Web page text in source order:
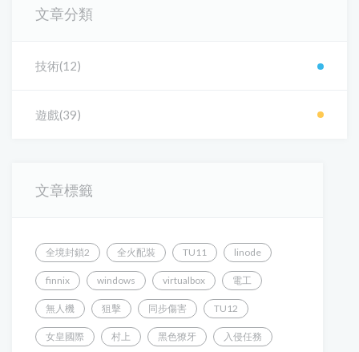
文章分類
技術(12)
遊戲(39)
文章標籤
全境封鎖2 全火配裝 TU11 linode
finnix windows virtualbox 電工
無人機 狙擊 同步傷害 TU12
女皇國際 村上 黑色獠牙 入侵任務